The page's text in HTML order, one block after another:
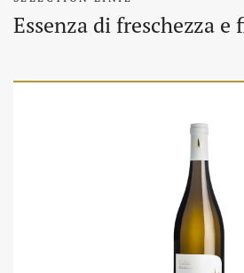
Essenza di freschezza e